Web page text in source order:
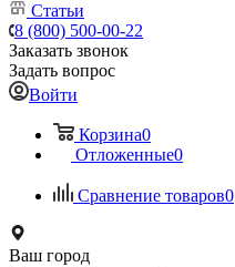
Статьи
8 (800) 500-00-22
Заказать звонок
Задать вопрос
Войти
Корзина0
Отложенные0
Сравнение товаров0
Ваш город